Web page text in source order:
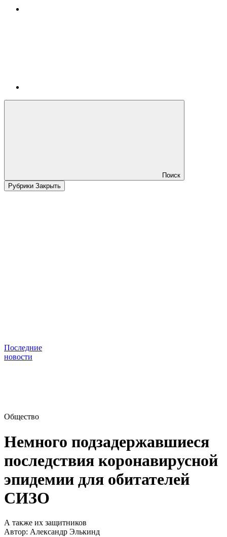
Поиск
Рубрики Закрыть
Последние
новости
Общество
Немного подзадержавшиеся
последствия коронавирусной
эпидемии для обитателей
СИЗО
А также их защитников
Автор: Александр Элькинд